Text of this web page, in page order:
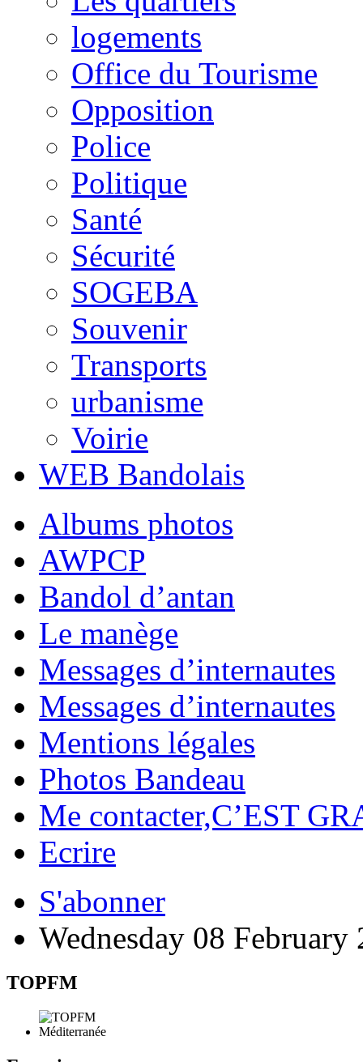
logements
Office du Tourisme
Opposition
Police
Politique
Santé
Sécurité
SOGEBA
Souvenir
Transports
urbanisme
Voirie
WEB Bandolais
Albums photos
AWPCP
Bandol d’antan
Le manège
Messages d’internautes
Messages d’internautes
Mentions légales
Photos Bandeau
Me contacter,C’EST
Ecrire
S'abonner
Wednesday 08 February
TOPFM